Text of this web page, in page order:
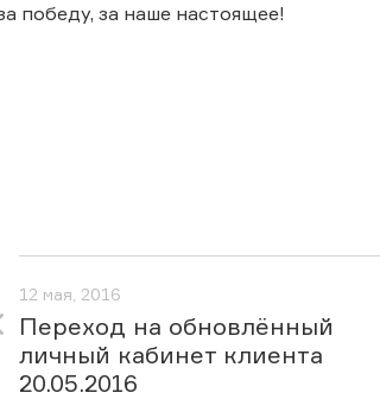
победу, за наше настоящее!
12 мая, 2016
Переход на обновлённый
личный кабинет клиента
20.05.2016